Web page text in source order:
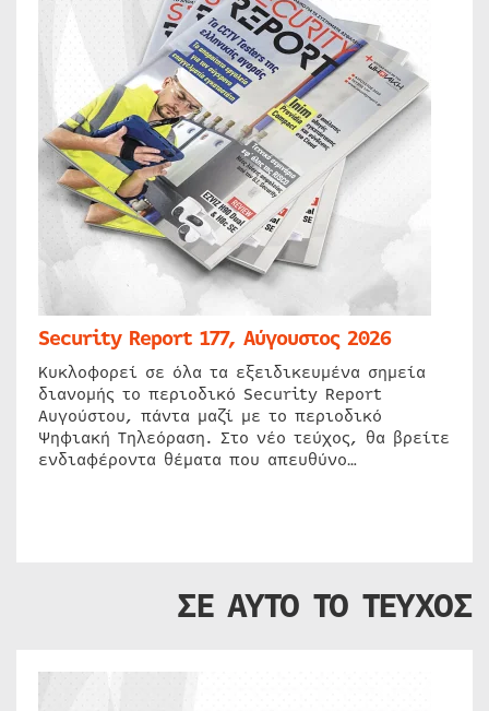
Security Report 177, Αύγουστος 2026
Κυκλοφορεί σε όλα τα εξειδικευμένα σημεία
διανομής το περιοδικό Security Report
Αυγούστου, πάντα μαζί με το περιοδικό
Ψηφιακή Τηλεόραση. Στο νέο τεύχος, θα βρείτε
ενδιαφέροντα θέματα που απευθύνο…
ΣΕ ΑΥΤΟ ΤΟ ΤΕΥΧΟΣ